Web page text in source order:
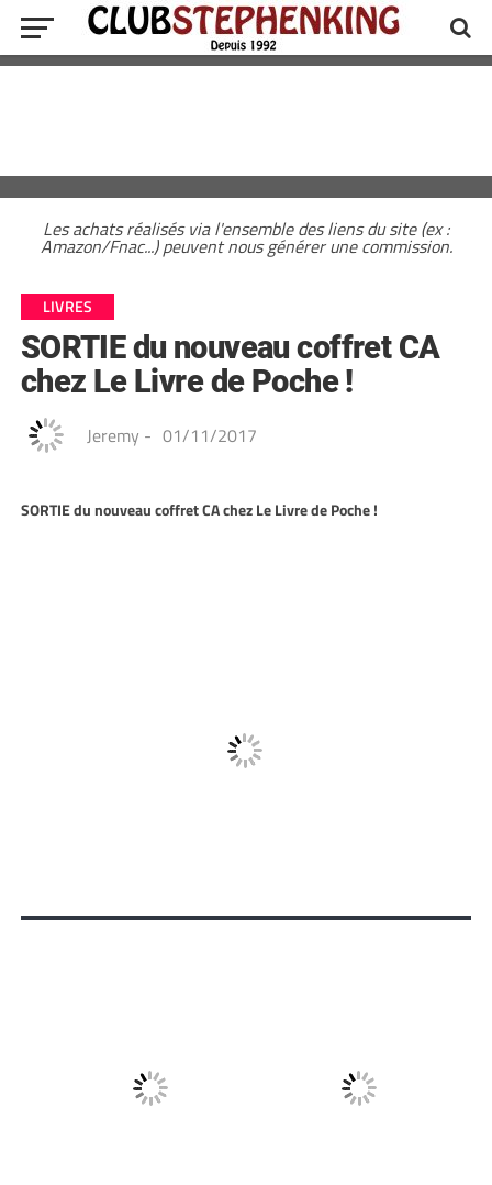
Les achats réalisés via l'ensemble des liens du site (ex :
Amazon/Fnac...) peuvent nous générer une commission.
LIVRES
SORTIE du nouveau coffret CA
chez Le Livre de Poche !
Jeremy - 01/11/2017
SORTIE du nouveau coffret CA chez Le Livre de Poche !